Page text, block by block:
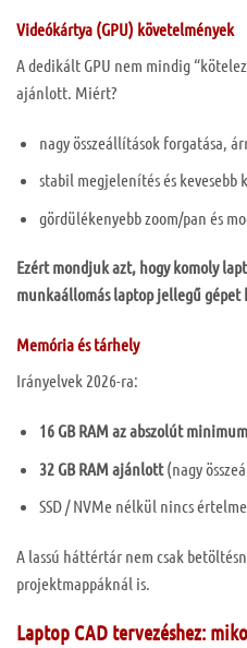
Videókártya (GPU) követelmények
A dedikált GPU nem mindig
ajánlott. Miért?
nagy összeállítások forgatása,
stabil megjelenítés és
gördülékenyebb zoom/pan és
Ezért mondjuk azt, hogy komoly
munkaállomás laptop jellegű gépet
Memória és tárhely
Irányelvek 2026-ra:
16 GB RAM az abszolút minimum
32 GB RAM ajánlott(nagy
SSD / NVMe nélkül nincs
A lassú háttértár nem csak
projektmappáknál is.
Laptop CAD tervezéshez: